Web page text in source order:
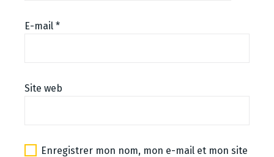
E-mail *
Site web
Enregistrer mon nom, mon e-mail et mon site